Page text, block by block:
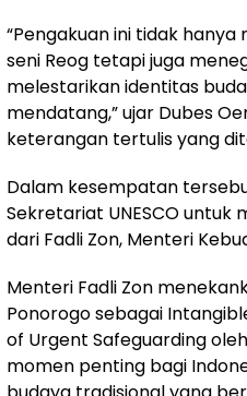
“Pengakuan ini tidak
seni Reog tetapi juga
melestarikan identitas
mendatang,” ujar Dubes
keterangan tertulis yang
Dalam kesempatan
Sekretariat UNESCO untuk
dari Fadli Zon, Menteri
Menteri Fadli Zon
Ponorogo sebagai
of Urgent Safeguarding
momen penting bagi